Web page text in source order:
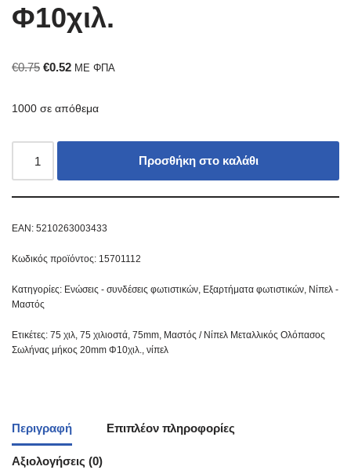
Φ10χιλ.
€0.75 €0.52 ΜΕ ΦΠΑ
1000 σε απόθεμα
Προσθήκη στο καλάθι
EAN: 5210263003433
Κωδικός προϊόντος: 15701112
Κατηγορίες: Ενώσεις - συνδέσεις φωτιστικών, Εξαρτήματα φωτιστικών, Νίπελ -
Μαστός
Ετικέτες: 75 χιλ, 75 χιλιοστά, 75mm, Μαστός / Νίπελ Μεταλλικός Ολόπασος
Σωλήνας μήκος 20mm Φ10χιλ., νίπελ
Περιγραφή Επιπλέον πληροφορίες
Αξιολογήσεις (0)